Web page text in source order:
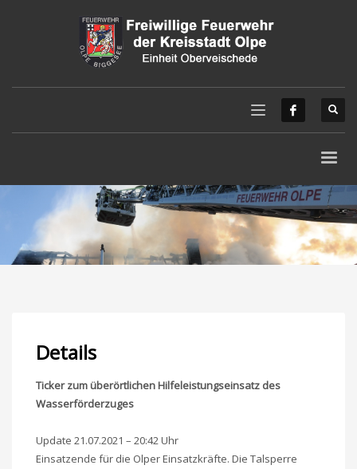
Details
Ticker zum überörtlichen Hilfeleistungseinsatz des
Wasserförderzuges
Update 21.07.2021 – 20:42 Uhr
Einsatzende für die Olper Einsatzkräfte. Die Talsperre